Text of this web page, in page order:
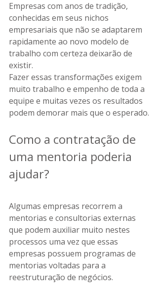
Empresas com anos de tradição,
conhecidas em seus nichos
empresariais que não se adaptarem
rapidamente ao novo modelo de
trabalho com certeza deixarão de
existir.
Fazer essas transformações exigem
muito trabalho e empenho de toda a
equipe e muitas vezes os resultados
podem demorar mais que o esperado.
Como a contratação de
uma mentoria poderia
ajudar?
Algumas empresas recorrem a
mentorias e consultorias externas
que podem auxiliar muito nestes
processos uma vez que essas
empresas possuem programas de
mentorias voltadas para a
reestruturação de negócios.